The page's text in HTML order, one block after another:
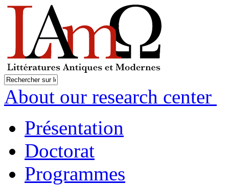
About our research center
Présentation
Doctorat
Programmes